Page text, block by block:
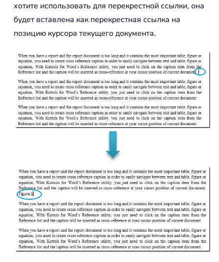
хотите использовать для перекрестной ссылки, она
будет вставлена как перекрестная ссылка на
позицию курсора текущего документа.